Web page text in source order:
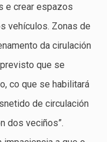
e crear espazos
vehículos. Zonas de
da cirulación
que se
co que se habilitará
de circulación
dos veciños”.